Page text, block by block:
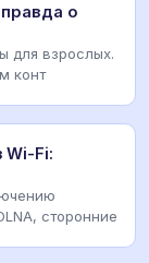
о
для взрослых.
конт
Wi-Fi:
сторонние